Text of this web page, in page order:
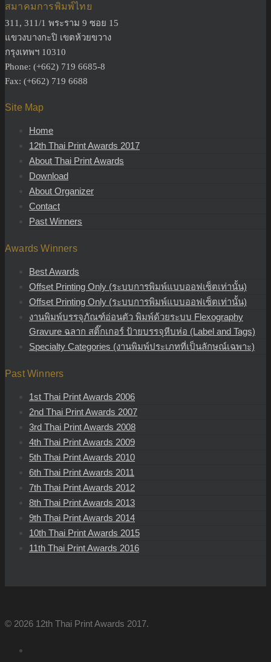
สมาคมการพิมพ์ไทย
311, 311/1 พระราม 9 ซอย 15
แขวงบางกะปิ เขตห้วยขวาง
กรุงเทพฯ 10310
Phone: (+662) 719 6685-8
Fax: (+662) 719 6688
Site Map
Home
12th Thai Print Awards 2017
About Thai Print Awards
Download
About Organizer
Contact
Past Winners
Awards Winners
Best Awards
Offset Printing Only (ระบบการพิมพ์แบบออฟเซ็ตเท่านั้น)
Offset Printing Only (ระบบการพิมพ์แบบออฟเซ็ตเท่านั้น)
งานพิมพ์บรรจุภัณฑ์อ่อนตัว พิมพ์ด้วยระบบ Flexography
Gravure ฉลาก สติ๊กเกอร์ ป้ายบรรจุหีบห่อ (Label and Tags)
Specialty Categories (งานพิมพ์ประเภทที่เป็นลักษณ์เฉพาะ)
Past Winners
1st Thai Print Awards 2006
2nd Thai Print Awards 2007
3rd Thai Print Awards 2008
4th Thai Print Awards 2009
5th Thai Print Awards 2010
6th Thai Print Awards 2011
7th Thai Print Awards 2012
8th Thai Print Awards 2013
9th Thai Print Awards 2014
10th Thai Print Awards 2015
11th Thai Print Awards 2016
© 2026 12th Thai Print Awards 2017.